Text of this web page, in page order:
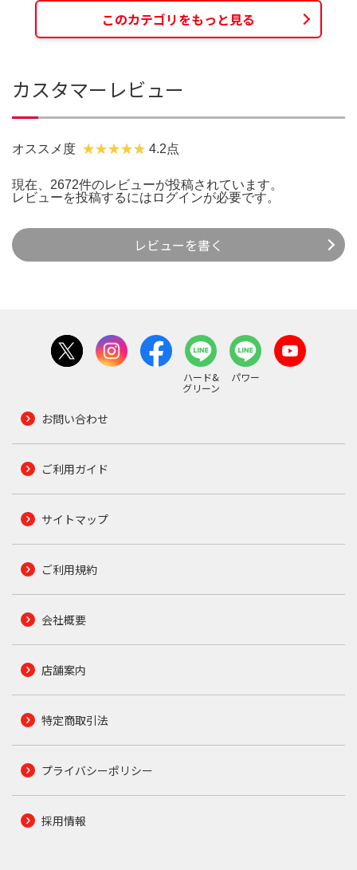
このカテゴリをもっと見る
カスタマーレビュー
オススメ度 4.2点
現在、2672件のレビューが投稿されています。
レビューを投稿するには ログインが必要です。
レビューを書く
ハード&
グリーン
パワー
お問い合わせ
ご利用ガイド
サイトマップ
ご利用規約
会社概要
店舗案内
特定商取引法
プライバシーポリシー
採用情報